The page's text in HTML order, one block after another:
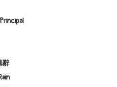
辭